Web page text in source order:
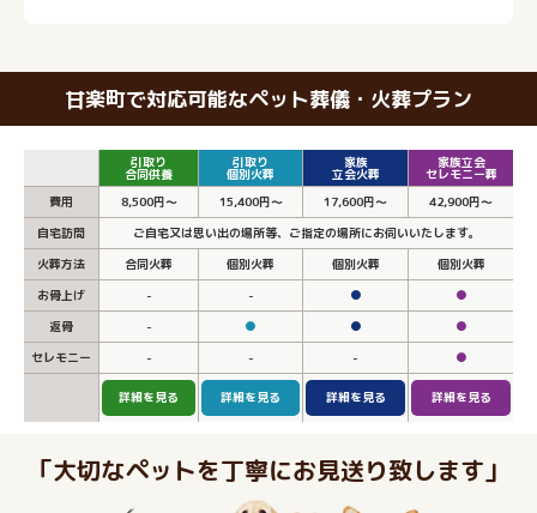
甘楽町で対応可能なペット葬儀・火葬プラン
引取り
合同供養
引取り
個別火葬
家族
立会火葬
家族立会
セレモニー葬
費用
8,500円～ 15,400円～ 17,600円～
42,900円～
自宅訪問
ご自宅又は思い出の場所等、ご指定の場所にお伺いいたします。
火葬方法
合同火葬 個別火葬 個別火葬
個別火葬
お骨上げ
- - ●
●
返骨
- ● ●
●
セレモニー
- - - ●
詳細を見る 詳細を見る 詳細を見る 詳細を見る
「大切なペットを丁寧にお見送り致します」